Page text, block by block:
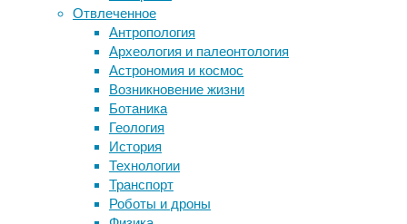
Отвлеченное
Антропология
Археология и палеонтология
Астрономия и космос
Возникновение жизни
Ботаника
Геология
История
Технологии
Транспорт
Роботы и дроны
больничных
помещений
медицинских
инструментов.
Однако,
как
пишут
Science
Translational
Метки
ДНК бактерии биология
биотехнология вирусы
генетика дети
здоровье
инструменты и методы
исследования